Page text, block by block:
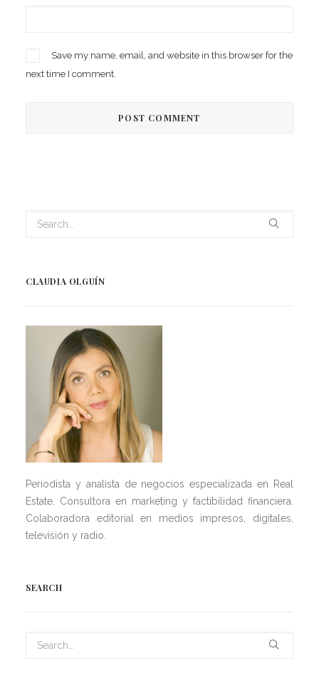
Save my name, email, and website in this browser for the
next time I comment.
CLAUDIA OLGUÍN
Periodista y analista de negocios especializada en Real
Estate. Consultora en marketing y factibilidad financiera.
Colaboradora editorial en medios impresos, digitales,
televisión y radio.
SEARCH